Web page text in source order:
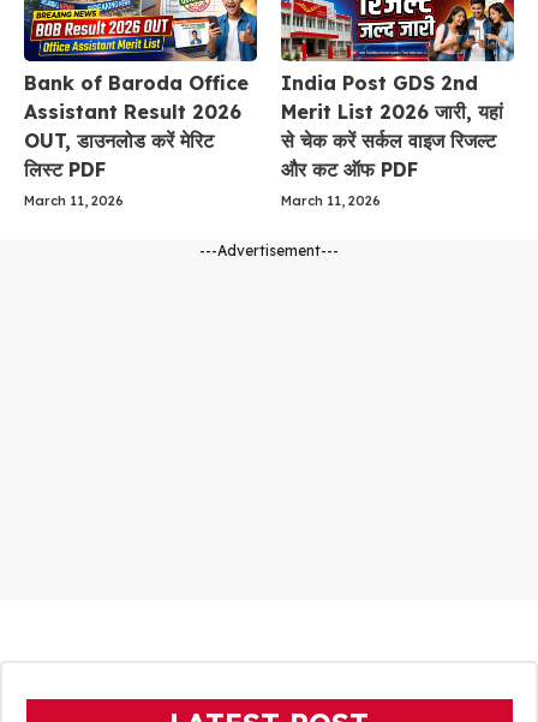
Bank of Baroda Office
Assistant Result 2026
OUT, डाउनलोड करें मेरिट
लिस्ट PDF
March 11, 2026
India Post GDS 2nd
Merit List 2026 जारी, यहां
से चेक करें सर्कल वाइज रिजल्ट
और कट ऑफ PDF
March 11, 2026
---Advertisement---